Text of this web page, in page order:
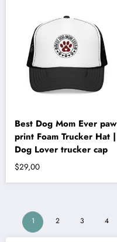
Seçenekler
sayfasından
seçilebilir
Best Dog Mom Ever paw
print Foam Trucker Hat |
Dog Lover trucker cap
$29,00
1 2 3 4